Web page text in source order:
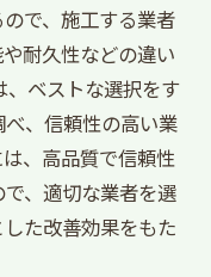
で、施工する業者
耐久性などの違い
、ベストな選択をす
、信頼性の高い業
、高品質で信頼性
、適切な業者を選
た改善効果をもた